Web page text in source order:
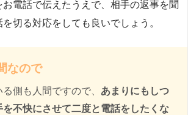
お電話で伝えたうえで、相手の返事を聞
切る対応をしても良いでしょう。
なので
側も人間ですので、 あまりにもしつ
を不快にさせて二度と電話をしたくな